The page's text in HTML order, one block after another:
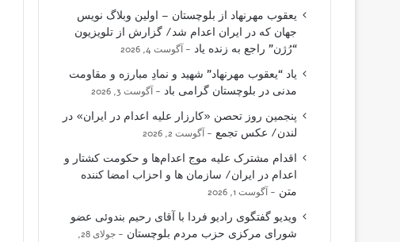
یعقوب مهرنهاد از بلوچستان – اولین وبلاگ نویس
جهان که در ایران اعدام شد/ گزارش از تلویزیون
“رُژن” راجع به زنده یاد
آگوست 4, 2026
یاد “یعقوب مهرنهاد” شهید و نمادِ مبارزه و مقاومت
مدنی در بلوچستان گرامی باد
آگوست 3, 2026
پنجمین روز تحصن «کارزار علیه اعدام در ایران» در
لندن/ عکس تجمع
آگوست 2, 2026
اقدام مشترک علیه موج اعدام‌ها و حکومت کشتار و
اعدام در ایران/ سازمان ها و احزاب امضا کننده
متن
آگوست 1, 2026
ویدیو گفتگوی رادیو فردا با آقای رحیم بندوئی عضو
شورای مرکزی حزب مردم بلوچستان
جولای 28,